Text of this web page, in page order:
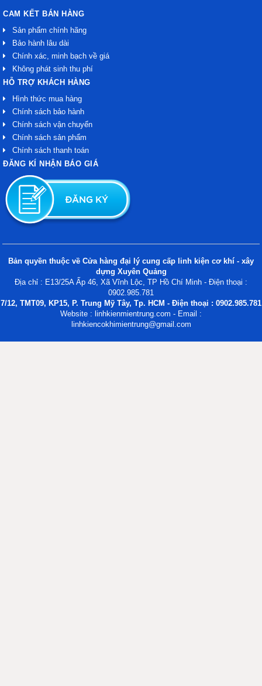
CAM KẾT BÁN HÀNG
Sản phẩm chính hãng
Bảo hành lâu dài
Chính xác, minh bạch về giá
Không phát sinh thu phí
HỖ TRỢ KHÁCH HÀNG
Hình thức mua hàng
Chính sách bảo hành
Chính sách vận chuyển
Chính sách sản phẩm
Chính sách thanh toán
ĐĂNG KÍ NHẬN BÁO GIÁ
Bản quyền thuộc về Cửa hàng đại lý cung cấp linh kiện cơ khí - xây
dựng Xuyên Quảng
Địa chỉ : E13/25A Ấp 46, Xã Vĩnh Lộc, TP Hồ Chí Minh - Điện thoại :
0902.985.781
7/12, TMT09, KP15, P. Trung Mỹ Tây, Tp. HCM - Điện thoại : 0902.985.781
Website : linhkienmientrung.com - Email :
linhkiencokhimientrung@gmail.com